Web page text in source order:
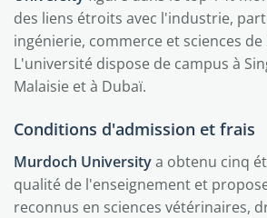
des liens étroits avec l'industrie,
ingénierie, commerce et sciences de
L'université dispose de campus à
Malaisie et à Dubaï.
Conditions d'admission et frais
Murdoch Universitya obtenu cinq
qualité de l'enseignement et
reconnus en sciences vétérinaires,